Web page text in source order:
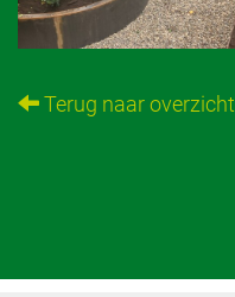
Terug naar overzicht